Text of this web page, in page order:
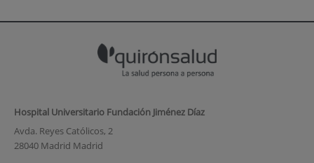
Hospital Universitario Fundación Jiménez Díaz
Avda. Reyes Católicos, 2
28040 Madrid Madrid